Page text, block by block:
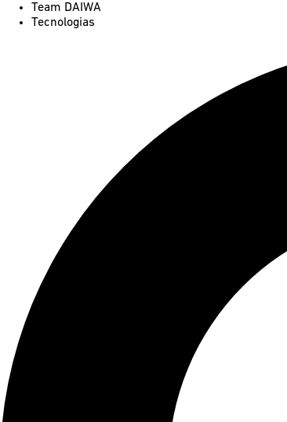
Team DAIWA
Tecnologias